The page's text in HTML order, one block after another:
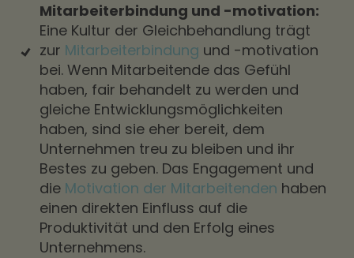
Mitarbeiterbindung und -motivation:
Eine Kultur der Gleichbehandlung trägt
zur Mitarbeiterbindung und -motivation
bei. Wenn Mitarbeitende das Gefühl
haben, fair behandelt zu werden und
gleiche Entwicklungsmöglichkeiten
haben, sind sie eher bereit, dem
Unternehmen treu zu bleiben und ihr
Bestes zu geben. Das Engagement und
die Motivation der Mitarbeitenden haben
einen direkten Einfluss auf die
Produktivität und den Erfolg eines
Unternehmens.